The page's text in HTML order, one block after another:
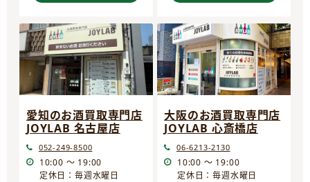
愛知のお酒買取専門店
JOYLAB 名古屋店
052-249-8500
10:00 ～ 19:00
定休日：毎週水曜日
大阪のお酒買取専門店
JOYLAB 心斎橋店
06-6213-2130
10:00 ～ 19:00
定休日：毎週水曜日